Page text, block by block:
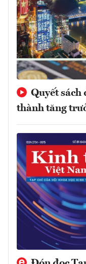
Quyết sách
thành tăng